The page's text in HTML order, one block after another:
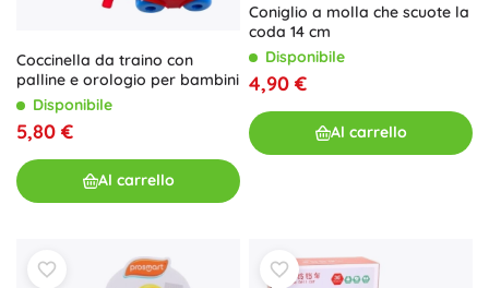
Coccinella da traino con
palline e orologio per bambini
Disponibile
5,80 €
Al carrello
Coniglio a molla che scuote la
coda 14 cm
Disponibile
4,90 €
Al carrello